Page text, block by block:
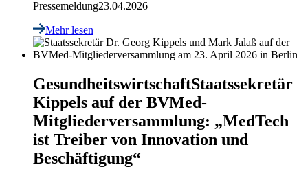
Pressemeldung23.04.2026
Mehr lesen
GesundheitswirtschaftStaatssekretär
Kippels auf der BVMed-
Mitgliederversammlung: „MedTech
ist Treiber von Innovation und
Beschäftigung“